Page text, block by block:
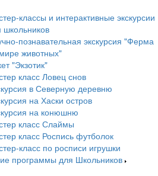
классы и интерактивные экскурсии
школьников
познавательная экскурсия "Ферма
животных"
"Экзотик"
класс Ловец снов
в Северную деревню
на Хаски остров
на конюшню
класс Слаймы
класс Роспись футболок
класс по росписи игрушки
программы для Школьников